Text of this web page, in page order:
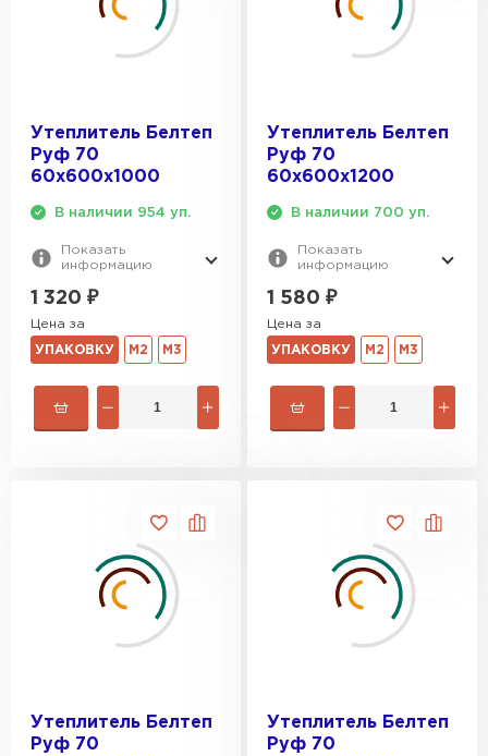
Утеплитель Белтеп
Руф 70
60х600х1000
В наличии 954 уп.
Показать
информацию
1 320 ₽
Цена за
УПАКОВКУ М2 М3
Утеплитель Белтеп
Руф 70
60х600х1200
В наличии 700 уп.
Показать
информацию
1 580 ₽
Цена за
УПАКОВКУ М2 М3
Утеплитель Белтеп
Руф 70
Утеплитель Белтеп
Руф 70
Утеплитель Изомин
ПЕРЕЙТИ
Рулонная кровля Брит
ПЕРЕЙТИ
ПЕРЕЙТИ
Утеплитель Isoroc
Утеплитель Isover
Утеплитель Тимплэкс